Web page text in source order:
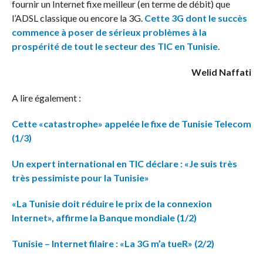
fournir un Internet fixe meilleur (en terme de débit) que
l’ADSL classique ou encore la 3G. Cette 3G dont le succès
commence à poser de sérieux problèmes à la
prospérité de tout le secteur des TIC en Tunisie.
Welid Naffati
A lire également :
Cette «catastrophe» appelée le fixe de Tunisie Telecom
(1/3)
Un expert international en TIC déclare : «Je suis très
très pessimiste pour la Tunisie»
«La Tunisie doit réduire le prix de la connexion
Internet», affirme la Banque mondiale (1/2)
Tunisie – Internet filaire : «La 3G m’a tueR» (2/2)